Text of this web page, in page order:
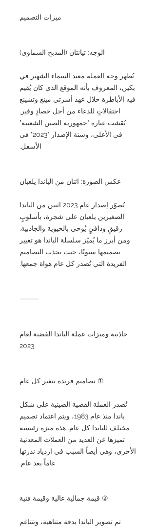
ميزات التصميم
الوجه: تيانتان (المذبح السماوي)
يُظهر وجه العملة معبد السماء الشهير في
بكين، المعروف بأنه الموقع الذي كان يُقيم
فيه الأباطرة خلال عهد أسرتي مينغ وتشينغ
احتفالاتٍ للدعاء من أجل حصادٍ وفير.
نُقشت عبارة "جمهورية الصين الشعبية"
في الأعلى، وسنة الإصدار "2023" في
الأسفل.
عكس الصورة: اثنان من الباندا يلعبان
يُصوّر إصدار عام 2023 اثنين من الباندا
الصغيرين يلعبان على شجرة، بأسلوبٍ
رقيقٍ ودافئٍ يُوحي بالحيوية والجاذبية.
ومن أبرز ما يُميّز سلسلة الباندا هو تغيير
تصميمها سنويًا، حيث تجذب التصاميم
الفريدة التي تُصدر كل عام هواة جمعها.
⸻
جاذبية وميزات عملة الباندا الفضية لعام
2023
① تصاميم فريدة تتغير كل عام
تُصدر العملة الفضية الصينية على شكل
باندا منذ عام 1983، ويتم اعتماد تصميم
مختلف للباندا كل عام. هذه ميزة رئيسية
تميزها عن العديد من العملات المعدنية
الأخرى، وهي أيضاً السبب في ازدياد ندرتها
عاماً بعد عام.
② قيمة جمالية عالية وقيمة فنية
تم تصوير الباندا بدقة متناهية، وتتناغم